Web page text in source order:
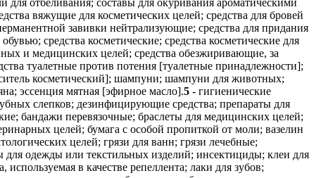
вяжущие для косметических целей; средства для бровей
завивки нейтрализующие; средства для придания
средства косметические; средства косметические для
и медицинских целей; средства обезжиривающие, за
туалетные против потения [туалетные принадлежности];
косметический]; шампуни; шампуни для животных;
эссенция мятная [эфирное масло].5 - гигиенические
слепков; дезинфицирующие средства; препараты для
бандажи перевязочные; браслеты для медицинских целей;
целей; бумага с особой пропиткой от моли; вазелин
целей; грязи для ванн; грязи лечебные;
для одежды или текстильных изделий; инсектициды; клеи для
в качестве репеллента; лаки для зубов;